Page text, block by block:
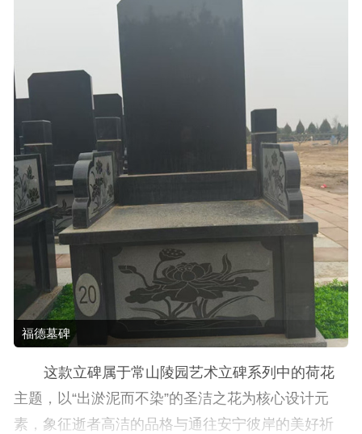
福德墓碑
这款立碑属于常山陵园艺术立碑系列中的荷花
主题，以“出淤泥而不染”的圣洁之花为核心设计元
素，象征逝者高洁的品格与通往安宁彼岸的美好祈